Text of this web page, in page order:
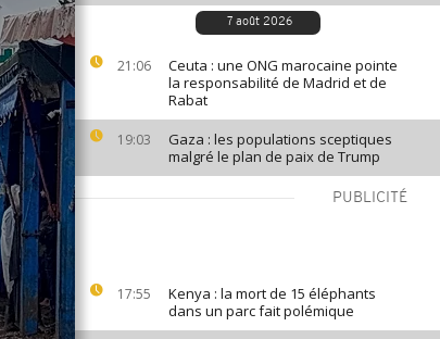
7 août 2026
21:06
Ceuta : une ONG marocaine pointe
la responsabilité de Madrid et de
Rabat
19:03
Gaza : les populations sceptiques
malgré le plan de paix de Trump
PUBLICITÉ
17:55
Kenya : la mort de 15 éléphants
dans un parc fait polémique